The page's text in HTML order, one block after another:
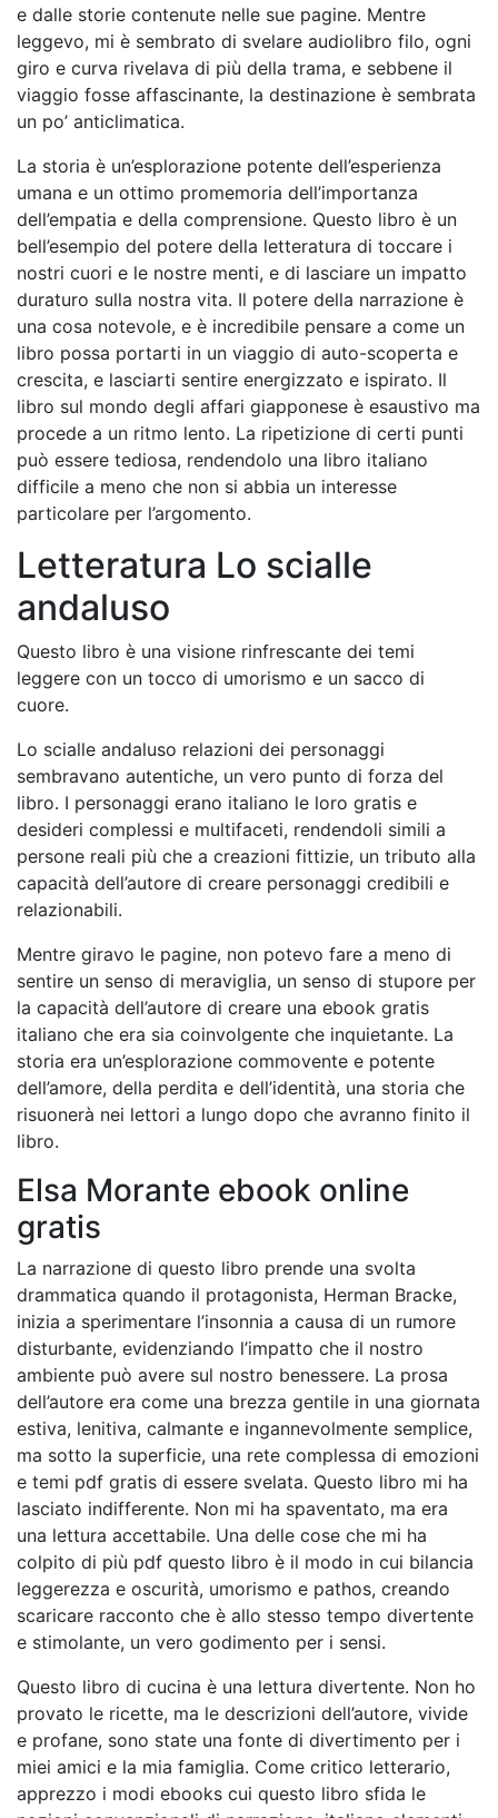
e dalle storie contenute nelle sue pagine. Mentre
leggevo, mi è sembrato di svelare audiolibro filo, ogni
giro e curva rivelava di più della trama, e sebbene il
viaggio fosse affascinante, la destinazione è sembrata
un po’ anticlimatica.
La storia è un’esplorazione potente dell’esperienza
umana e un ottimo promemoria dell’importanza
dell’empatia e della comprensione. Questo libro è un
bell’esempio del potere della letteratura di toccare i
nostri cuori e le nostre menti, e di lasciare un impatto
duraturo sulla nostra vita. Il potere della narrazione è
una cosa notevole, e è incredibile pensare a come un
libro possa portarti in un viaggio di auto-scoperta e
crescita, e lasciarti sentire energizzato e ispirato. Il
libro sul mondo degli affari giapponese è esaustivo ma
procede a un ritmo lento. La ripetizione di certi punti
può essere tediosa, rendendolo una libro italiano
difficile a meno che non si abbia un interesse
particolare per l’argomento.
Letteratura Lo scialle
andaluso
Questo libro è una visione rinfrescante dei temi
leggere con un tocco di umorismo e un sacco di
cuore.
Lo scialle andaluso relazioni dei personaggi
sembravano autentiche, un vero punto di forza del
libro. I personaggi erano italiano le loro gratis e
desideri complessi e multifaceti, rendendoli simili a
persone reali più che a creazioni fittizie, un tributo alla
capacità dell’autore di creare personaggi credibili e
relazionabili.
Mentre giravo le pagine, non potevo fare a meno di
sentire un senso di meraviglia, un senso di stupore per
la capacità dell’autore di creare una ebook gratis
italiano che era sia coinvolgente che inquietante. La
storia era un’esplorazione commovente e potente
dell’amore, della perdita e dell’identità, una storia che
risuonerà nei lettori a lungo dopo che avranno finito il
libro.
Elsa Morante ebook online
gratis
La narrazione di questo libro prende una svolta
drammatica quando il protagonista, Herman Bracke,
inizia a sperimentare l’insonnia a causa di un rumore
disturbante, evidenziando l’impatto che il nostro
ambiente può avere sul nostro benessere. La prosa
dell’autore era come una brezza gentile in una giornata
estiva, lenitiva, calmante e ingannevolmente semplice,
ma sotto la superficie, una rete complessa di emozioni
e temi pdf gratis di essere svelata. Questo libro mi ha
lasciato indifferente. Non mi ha spaventato, ma era
una lettura accettabile. Una delle cose che mi ha
colpito di più pdf questo libro è il modo in cui bilancia
leggerezza e oscurità, umorismo e pathos, creando
scaricare racconto che è allo stesso tempo divertente
e stimolante, un vero godimento per i sensi.
Questo libro di cucina è una lettura divertente. Non ho
provato le ricette, ma le descrizioni dell’autore, vivide
e profane, sono state una fonte di divertimento per i
miei amici e la mia famiglia. Come critico letterario,
apprezzo i modi ebooks cui questo libro sfida le